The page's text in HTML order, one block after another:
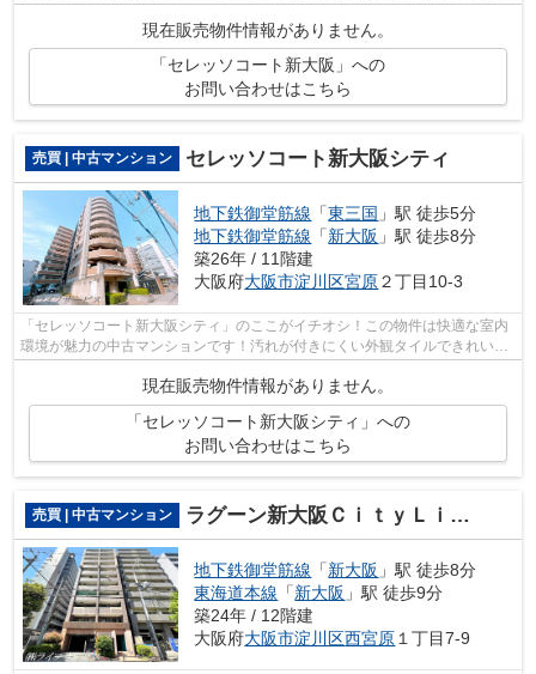
物件です。0800-888-4730にお電話か、in...
現在販売物件情報がありません。
「セレッソコート新大阪」への
お問い合わせはこちら
売買 | 中古マンション セレッソコート新大阪シティ
地下鉄御堂筋線 「東三国 」駅 徒歩5分
地下鉄御堂筋線 「新大阪 」駅 徒歩8分
築26年 / 11階建
大阪府大阪市淀川区宮原２丁目10-3
「セレッソコート新大阪シティ」のここがイチオシ！この物件は快適な室内
環境が魅力の中古マンションです！汚れが付きにくい外観タイルできれいな
現在販売物件情報がありません。
「セレッソコート新大阪シティ」への
お問い合わせはこちら
売買 | 中古マンション ラグーン新大阪ＣｉｔｙＬｉｆｅⅡ
地下鉄御堂筋線 「新大阪 」駅 徒歩8分
東海道本線 「新大阪 」駅 徒歩9分
築24年 / 12階建
大阪府大阪市淀川区西宮原 １丁目7-9